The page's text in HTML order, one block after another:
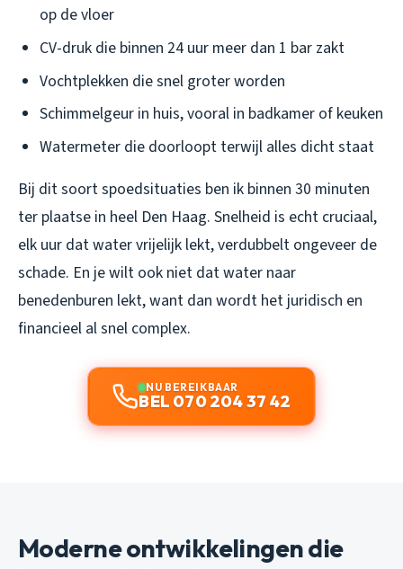
op de vloer
CV-druk die binnen 24 uur meer dan 1 bar zakt
Vochtplekken die snel groter worden
Schimmelgeur in huis, vooral in badkamer of keuken
Watermeter die doorloopt terwijl alles dicht staat
Bij dit soort spoedsituaties ben ik binnen 30 minuten
ter plaatse in heel Den Haag. Snelheid is echt cruciaal,
elk uur dat water vrijelijk lekt, verdubbelt ongeveer de
schade. En je wilt ook niet dat water naar
benedenburen lekt, want dan wordt het juridisch en
financieel al snel complex.
NU BEREIKBAAR
BEL 070 204 37 42
Moderne ontwikkelingen die